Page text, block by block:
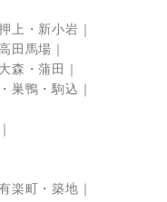
上・新小岩
田馬場
森・蒲田
巣鴨・駒込
楽町・築地